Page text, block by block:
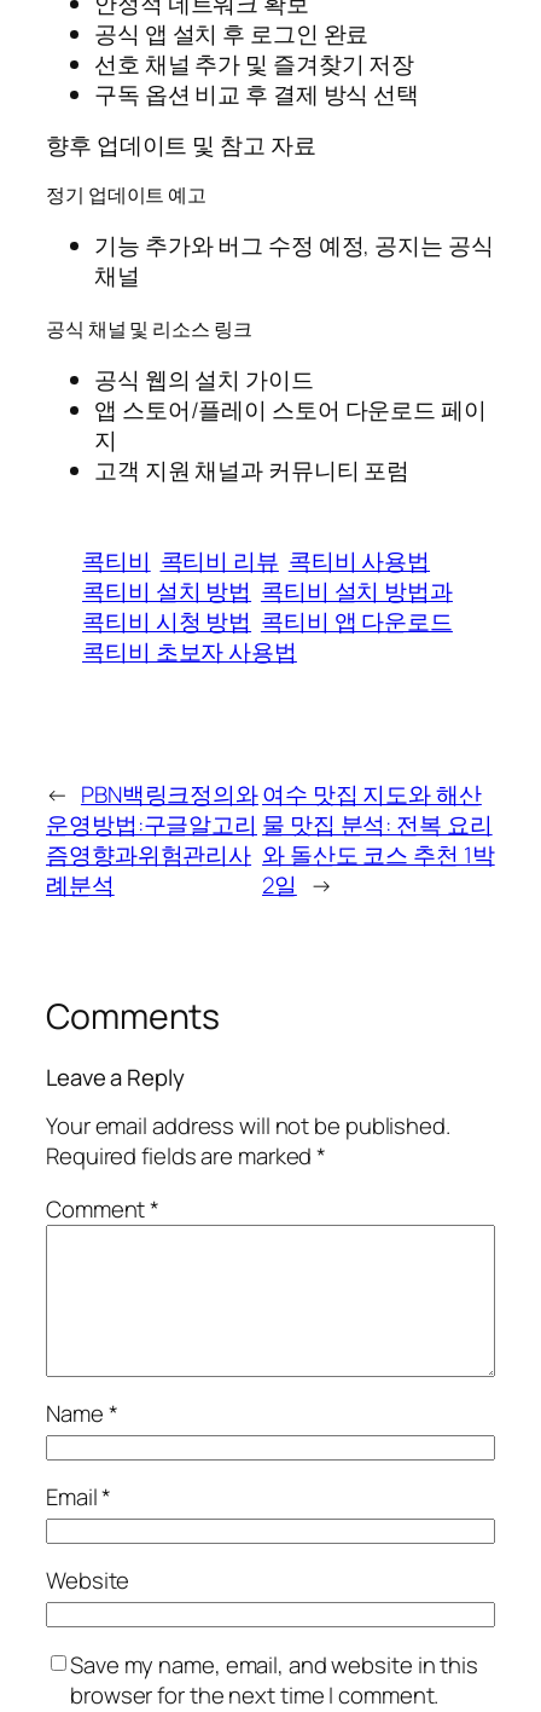
공식 앱 설치 후 로그인 완료
선호 채널 추가 및 즐겨찾기 저장
구독 옵션 비교 후 결제 방식 선택
향후 업데이트 및 참고 자료
정기 업데이트 예고
기능 추가와 버그 수정 예정, 공지는 공식
채널
공식 채널 및 리소스 링크
공식 웹의 설치 가이드
앱 스토어/플레이 스토어 다운로드 페이
지
고객 지원 채널과 커뮤니티 포럼
콕티비 콕티비 리뷰 콕티비 사용법
콕티비 설치 방법 콕티비 설치 방법과
콕티비 시청 방법 콕티비 앱 다운로드
콕티비 초보자 사용법
← PBN백링크정의와
운영방법:구글알고리
즘영향과위험관리사
례분석
여수 맛집 지도와 해산
물 맛집 분석: 전복 요리
와 돌산도 코스 추천 1박
2일
→
Comments
Leave a Reply
Your email address will not be published.
Required fields are marked*
Comment*
Name*
Email*
Website
Save my name, email, and website in this
browser for the next time I comment.